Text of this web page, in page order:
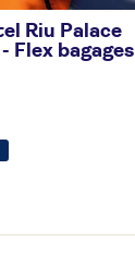
Riu Palace
Flex bagages